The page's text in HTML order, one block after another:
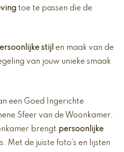
toe te passen die de
stijl en maak van de
van jouw unieke smaak
een Goed Ingerichte
Sfeer van de Woonkamer.
brengt persoonlijke
Met de juiste foto’s en lijsten